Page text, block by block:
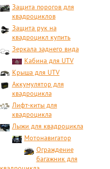
Защита порогов для
квадроциклов
Защита рук на
квадроцикл купить
Зеркала заднего вида
Кабина для UTV
Крыша для UTV
Аккумулятор для
квадроцикла
Лифт-киты для
квадроцикла
Лыжи для квадроцикла
Мотонавигатор
Ограждение
багажник для